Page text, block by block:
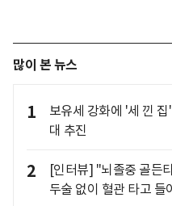
많이 본 뉴스
1
보유세 강화에 '세 낀
대 추진
2
[인터뷰] "뇌졸중 골든
두술 없이 혈관 타고 들